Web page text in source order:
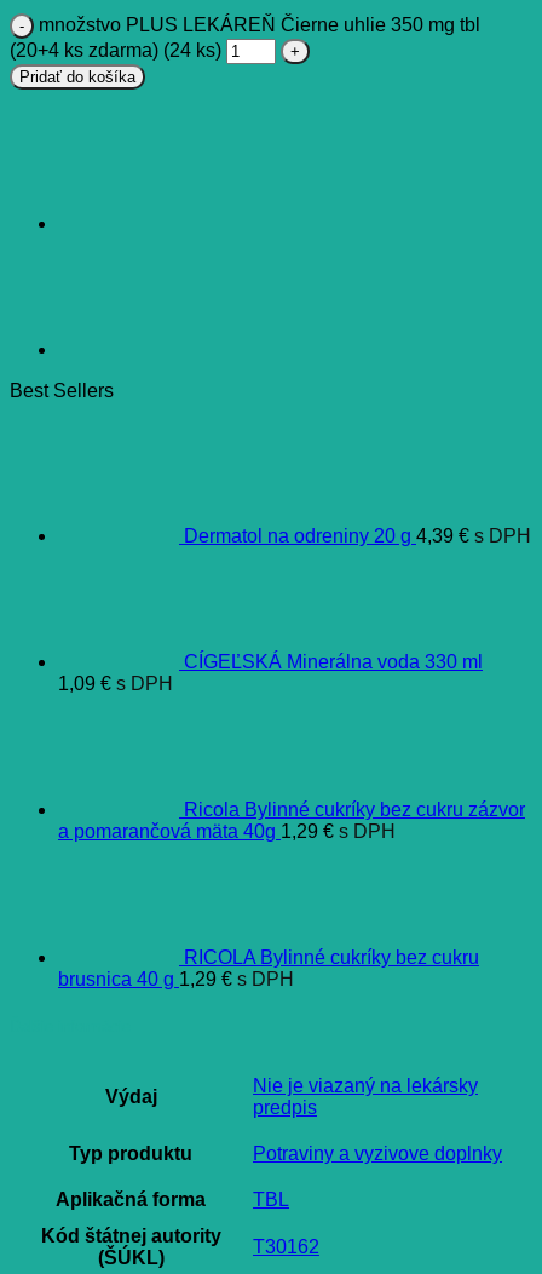
množstvo PLUS LEKÁREŇ Čierne uhlie 350 mg tbl
(20+4 ks zdarma) (24 ks)
Pridať do košíka
Best Sellers
Dermatol na odreniny 20 g 4,39 € s DPH
CÍGEĽSKÁ Minerálna voda 330 ml
1,09 € s DPH
Ricola Bylinné cukríky bez cukru zázvor
a pomarančová mäta 40g 1,29 € s DPH
RICOLA Bylinné cukríky bez cukru
brusnica 40 g 1,29 € s DPH
Výdaj
Nie je viazaný na lekársky
predpis
Typ produktu Potraviny a vyzivove doplnky
Aplikačná forma
TBL
Kód štátnej autority
(ŠÚKL)
T30162